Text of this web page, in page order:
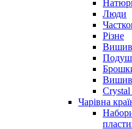
Люди
Різне
Чарівна